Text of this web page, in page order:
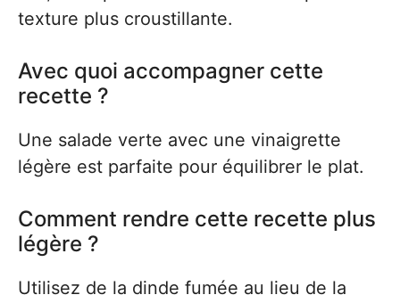
texture plus croustillante.
Avec quoi accompagner cette
recette ?
Une salade verte avec une vinaigrette
légère est parfaite pour équilibrer le plat.
Comment rendre cette recette plus
légère ?
Utilisez de la dinde fumée au lieu de la